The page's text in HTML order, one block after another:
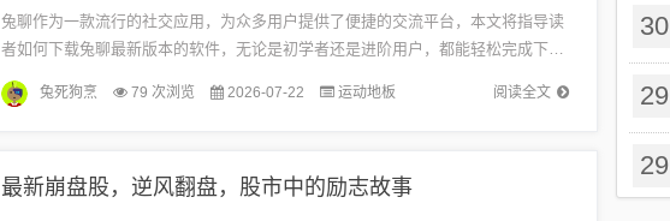
兔聊作为一款流行的社交应用，为众多用户提供了便捷的交流平台，本文将指导读
者如何下载兔聊最新版本的软件，无论是初学者还是进阶用户，都能轻松完成下载
任务，请跟随本文的步骤，一步步完成兔聊最新下载。准备工作在开始下载之
前，...
阅读全文
兔死狗烹 79 次浏览 2026-07-22 运动地板
最新崩盘股，逆风翻盘，股市中的励志故事
30
29
29